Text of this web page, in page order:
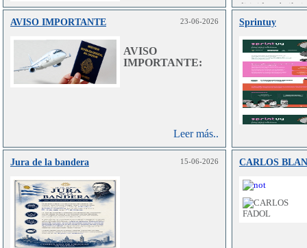
Leer más..
dirigida a
en danza
contemporánea.
AVISO IMPORTANTE 23-06-2026
AVISO
IMPORTANTE:
Leer más..
Sprintuy
Jura de la bandera 15-06-2026 CARLOS